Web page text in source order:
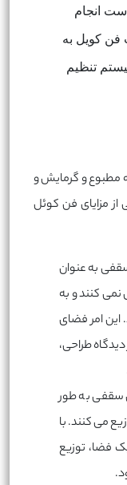
انجام
فن کویل به
تنظیم
و گرمایش و
از مزایای فن کوئل
به عنوان
کنند و به
امر فضای
دیدگاه طراحی،
سقفی به طور
می کنند. با
فضا، توزیع